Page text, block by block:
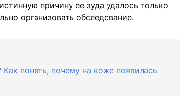
причину ее зуда удалось только
организовать обследование.
понять, почему на коже появилась